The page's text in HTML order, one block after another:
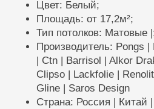
Цвет: Белый;
Площадь: от 17,2м²;
Тип потолков: Матовые
Производитель: Pongs
| Ctn | Barrisol | Alkor
Clipso | Lackfolie |
Gline | Saros Design
Страна: Россия | Китай